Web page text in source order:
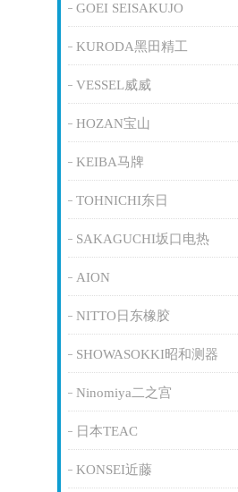
GOEI SEISAKUJO
KURODA黑田精工
VESSEL威威
HOZAN宝山
KEIBA马牌
TOHNICHI东日
SAKAGUCHI坂口电热
AION
NITTO日东橡胶
SHOWASOKKI昭和测器
Ninomiya二之宫
日本TEAC
KONSEI近藤